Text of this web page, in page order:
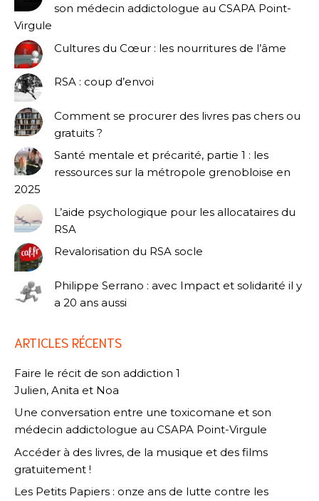
son médecin addictologue au CSAPA Point-
Virgule
Cultures du Cœur : les nourritures de l’âme
RSA : coup d’envoi
Comment se procurer des livres pas chers ou
gratuits ?
Santé mentale et précarité, partie 1 : les
ressources sur la métropole grenobloise en
2025
L’aide psychologique pour les allocataires du
RSA
Revalorisation du RSA socle
Philippe Serrano : avec Impact et solidarité il y
a 20 ans aussi
ARTICLES RÉCENTS
Faire le récit de son addiction 1
Julien, Anita et Noa
Une conversation entre une toxicomane et son
médecin addictologue au CSAPA Point-Virgule
Accéder à des livres, de la musique et des films
gratuitement !
Les Petits Papiers : onze ans de lutte contre les